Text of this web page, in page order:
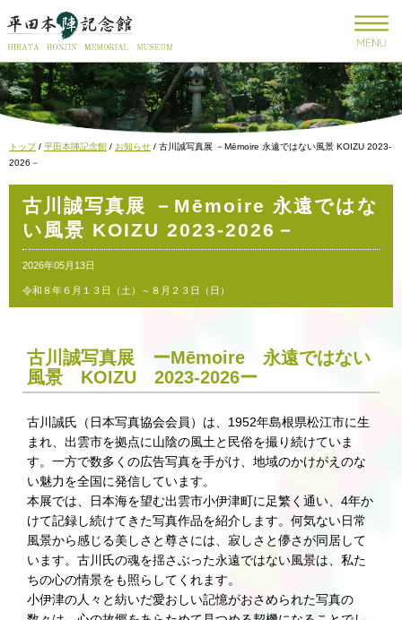
このページの本文へ
現
在
トップ/ 平田本陣記念館 / お知らせ / 古川誠写真展 －Mēmoire 永遠ではない風景 KOIZU 2023-
2026－
古川誠写真展 －Mēmoire 永遠ではな
い風景 KOIZU 2023-2026－
2026年05月13日
令和８年６月１３日（土）～８月２３日（日）
古川誠写真展 ーMēmoire 永遠ではない
風景 KOIZU 2023-2026ー
古川誠氏（日本写真協会会員）は、1952年島根県松江市に生
まれ、出雲市を拠点に山陰の風土と民俗を撮り続けていま
す。一方で数多くの広告写真を手がけ、地域のかけがえのな
い魅力を全国に発信しています。
本展では、日本海を望む出雲市小伊津町に足繁く通い、4年か
けて記録し続けてきた写真作品を紹介します。何気ない日常
風景から感じる美しさと尊さには、寂しさと儚さが同居して
います。古川氏の魂を揺さぶった永遠ではない風景は、私た
ちの心の情景をも照らしてくれます。
小伊津の人々と紡いだ愛おしい記憶がおさめられた写真の